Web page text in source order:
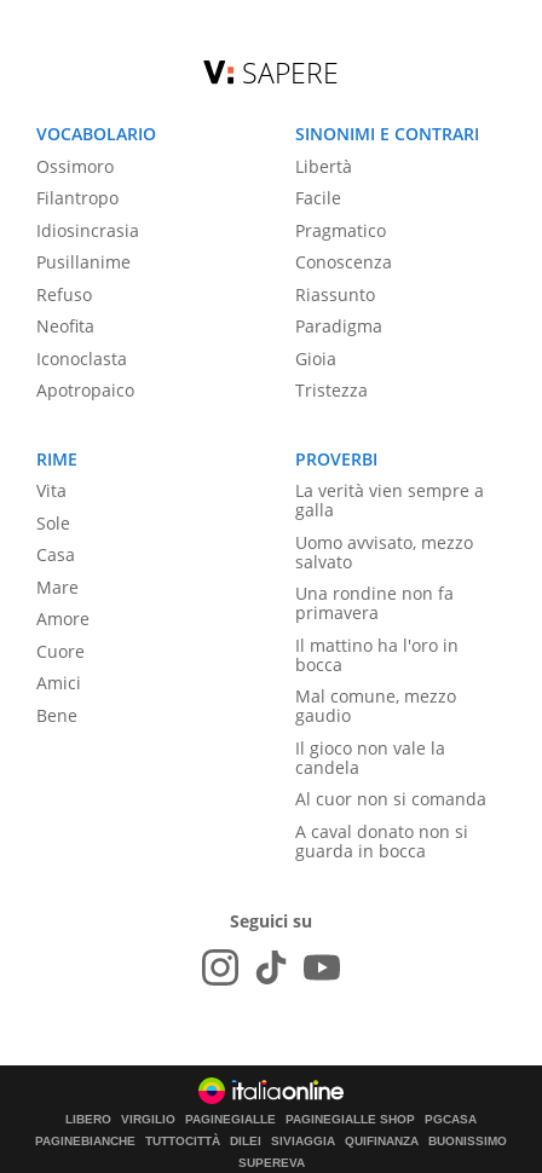
SAPERE
VOCABOLARIO
Ossimoro
Filantropo
Idiosincrasia
Pusillanime
Refuso
Neofita
Iconoclasta
Apotropaico
SINONIMI E CONTRARI
Libertà
Facile
Pragmatico
Conoscenza
Riassunto
Paradigma
Gioia
Tristezza
RIME
Vita
Sole
Casa
Mare
Amore
Cuore
Amici
Bene
PROVERBI
La verità vien sempre a
galla
Uomo avvisato, mezzo
salvato
Una rondine non fa
primavera
Il mattino ha l'oro in
bocca
Mal comune, mezzo
gaudio
Il gioco non vale la
candela
Al cuor non si comanda
A caval donato non si
guarda in bocca
Seguici su
LIBERO VIRGILIO PAGINEGIALLE PAGINEGIALLE SHOP
PGCASA
PAGINEBIANCHE
TUTTOCITTÀ DILEI SIVIAGGIA QUIFINANZA
BUONISSIMO
SUPEREVA